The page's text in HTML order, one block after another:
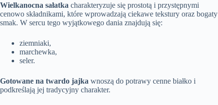
Wielkanocna sałatka charakteryzuje się prostotą i przystępnymi
cenowo składnikami, które wprowadzają ciekawe tekstury oraz bogaty
smak. W sercu tego wyjątkowego dania znajdują się:
ziemniaki,
marchewka,
seler.
Gotowane na twardo jajka wnoszą do potrawy cenne białko i
podkreślają jej tradycyjny charakter.